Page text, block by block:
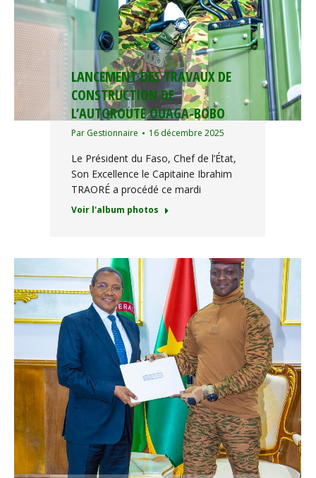
LANCEMENT DES TRAVAUX DE
CONSTRUCTION DE
L’AUTOROUTE OUAGA-BOBO
Par Gestionnaire 16 décembre 2025
Le Président du Faso, Chef de l’État,
Son Excellence le Capitaine Ibrahim
TRAORÉ a procédé ce mardi
Voir l'album photos